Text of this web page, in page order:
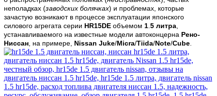
неполадках (заводских болячках) и проблемах, которые
зачастую возникают в процессе эксплуатации японского
силового агрегата серии HR15DE объемом 1 5 литра
устанавливаемого на известные модели автоконцерна Рено-
Ниссан , на примере, Nissan Juke/Micra/Tiida/Note/Cube